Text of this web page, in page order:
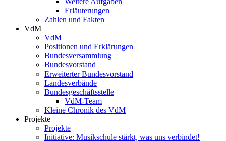
Erläuterungen
Zahlen und Fakten
VdM
VdM
Positionen und Erklärungen
Bundesversammlung
Bundesvorstand
Erweiterter Bundesvorstand
Landesverbände
Bundesgeschäftsstelle
VdM-Team
Kleine Chronik des VdM
Projekte
Projekte
Initiative: Musikschule stärkt, was uns verbindet!